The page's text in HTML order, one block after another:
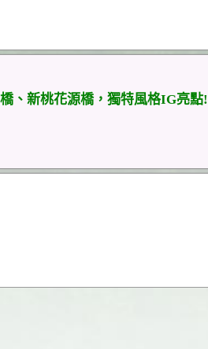
、新桃花源橋，獨特風格IG亮點!